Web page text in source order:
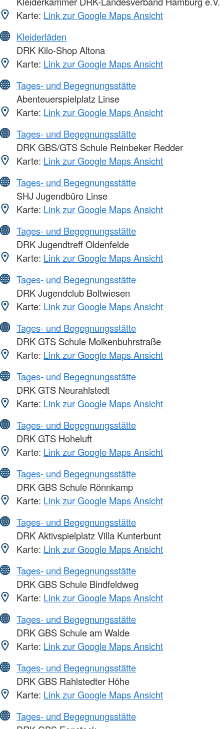
Karte: Link zur Google Maps Ansicht
Kleiderläden
DRK Kilo-Shop Altona
Karte: Link zur Google Maps Ansicht
Tages- und Begegnungsstätte
Abenteuerspielplatz Linse
Karte: Link zur Google Maps Ansicht
Tages- und Begegnungsstätte
DRK GBS/GTS Schule Reinbeker Redder
Karte: Link zur Google Maps Ansicht
Tages- und Begegnungsstätte
SHJ Jugendbüro Linse
Karte: Link zur Google Maps Ansicht
Tages- und Begegnungsstätte
DRK Jugendtreff Oldenfelde
Karte: Link zur Google Maps Ansicht
Tages- und Begegnungsstätte
DRK Jugendclub Boltwiesen
Karte: Link zur Google Maps Ansicht
Tages- und Begegnungsstätte
DRK GTS Schule Molkenbuhrstraße
Karte: Link zur Google Maps Ansicht
Tages- und Begegnungsstätte
DRK GTS Neurahlstedt
Karte: Link zur Google Maps Ansicht
Tages- und Begegnungsstätte
DRK GTS Hoheluft
Karte: Link zur Google Maps Ansicht
Tages- und Begegnungsstätte
DRK GBS Schule Rönnkamp
Karte: Link zur Google Maps Ansicht
Tages- und Begegnungsstätte
DRK Aktivspielplatz Villa Kunterbunt
Karte: Link zur Google Maps Ansicht
Tages- und Begegnungsstätte
DRK GBS Schule Bindfeldweg
Karte: Link zur Google Maps Ansicht
Tages- und Begegnungsstätte
DRK GBS Schule am Walde
Karte: Link zur Google Maps Ansicht
Tages- und Begegnungsstätte
DRK GBS Rahlstedter Höhe
Karte: Link zur Google Maps Ansicht
Tages- und Begegnungsstätte